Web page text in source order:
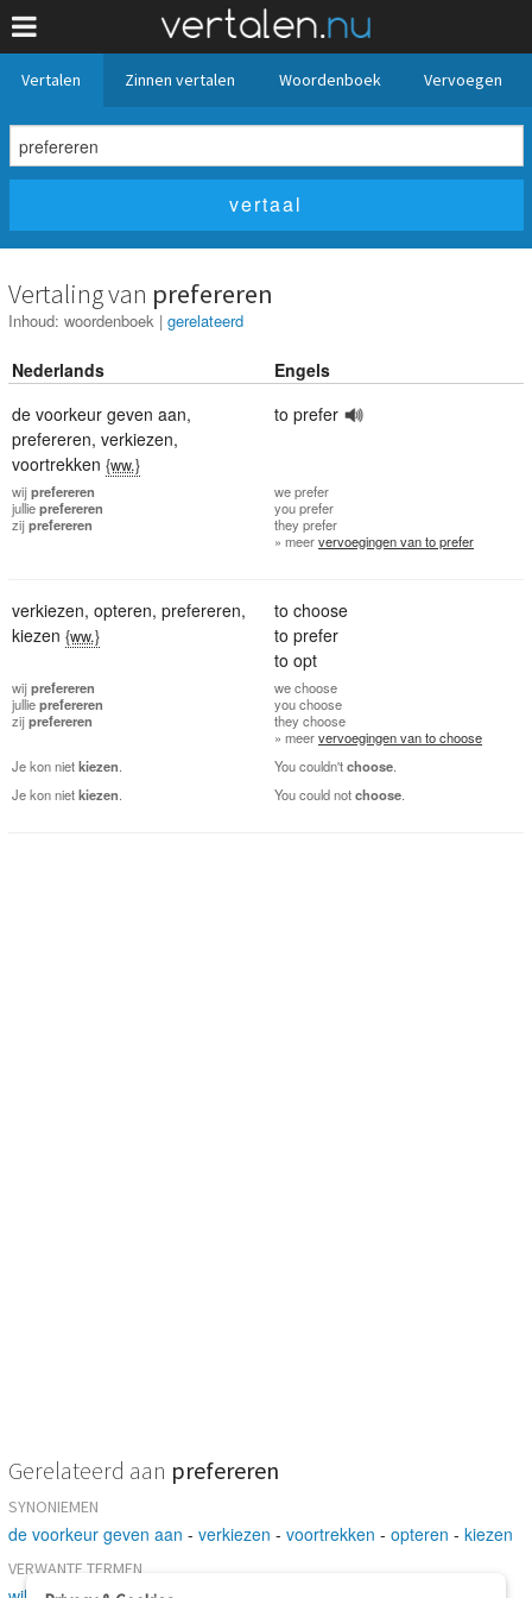
Vertalen Zinnen vertalen Woordenboek Vervoegen
Vertaling van prefereren
Inhoud: woordenboek | gerelateerd
Nederlands
Engels
de voorkeur geven aan,
prefereren, verkiezen,
voortrekken {ww.}
to prefer
wijprefereren
jullieprefereren
zijprefereren
weprefer
youprefer
they prefer
» meervervoegingen van to prefer
verkiezen, opteren, prefereren,
kiezen {ww.}
to choose
to prefer
to opt
wijprefereren
jullieprefereren
zijprefereren
wechoose
youchoose
they choose
» meervervoegingen van to choose
Je kon nietkiezen You couldn'tchoose
Je kon nietkiezen You could notchoose
Gerelateerd aan prefereren
SYNONIEMEN
de voorkeur geven aan - verkiezen - voortrekken - opteren - kiezen
VERWANTE TERMEN